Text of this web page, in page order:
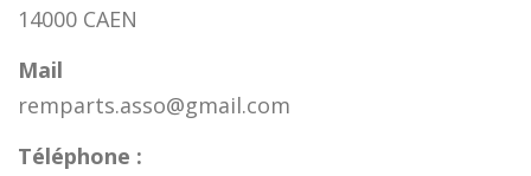
14000 CAEN
Mail
remparts.asso@gmail.com
Téléphone :